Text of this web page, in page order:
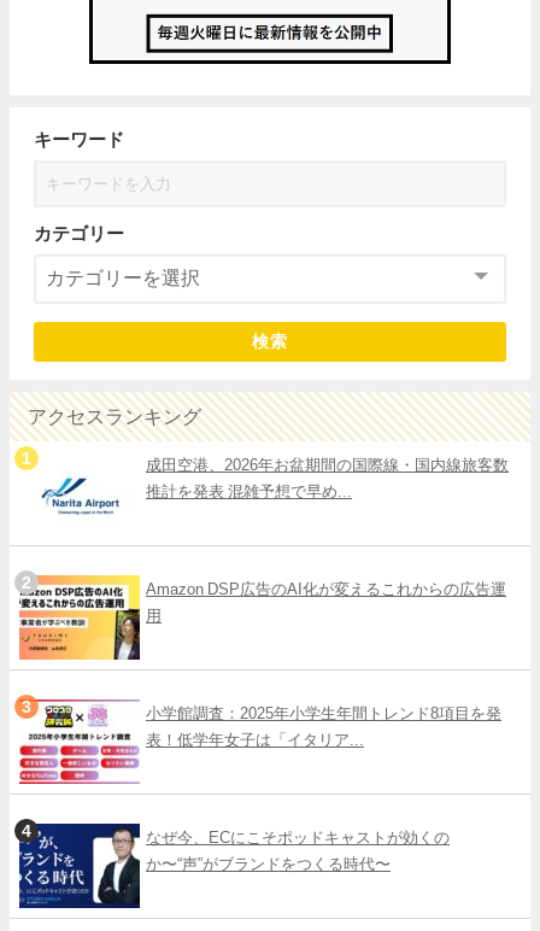
キーワード
カテゴリー
検索
アクセスランキング
成田空港、2026年お盆期間の国際線・国内線旅客数
推計を発表 混雑予想で早め...
Amazon DSP広告のAI化が変えるこれからの広告運
用
小学館調査：2025年小学生年間トレンド8項目を発
表！低学年女子は「イタリア...
なぜ今、ECにこそポッドキャストが効くの
か〜“声”がブランドをつくる時代〜